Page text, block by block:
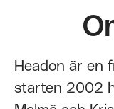
Headon är en
starten 2002